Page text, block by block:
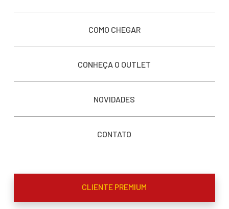
COMO CHEGAR
CONHEÇA O OUTLET
NOVIDADES
CONTATO
CLIENTE PREMIUM